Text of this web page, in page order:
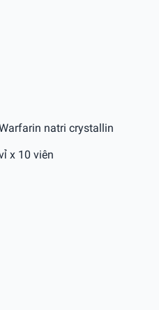
natri crystallin
x 10 viên